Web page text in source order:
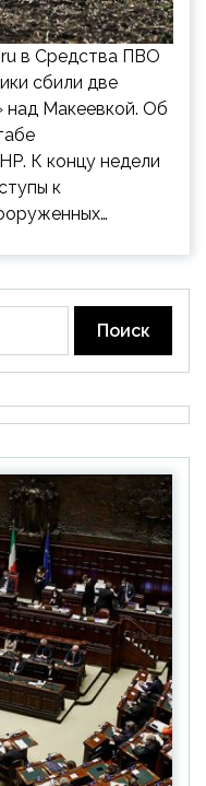
в Средства ПВО
сбили две
над Макеевкой. Об
К концу недели
к